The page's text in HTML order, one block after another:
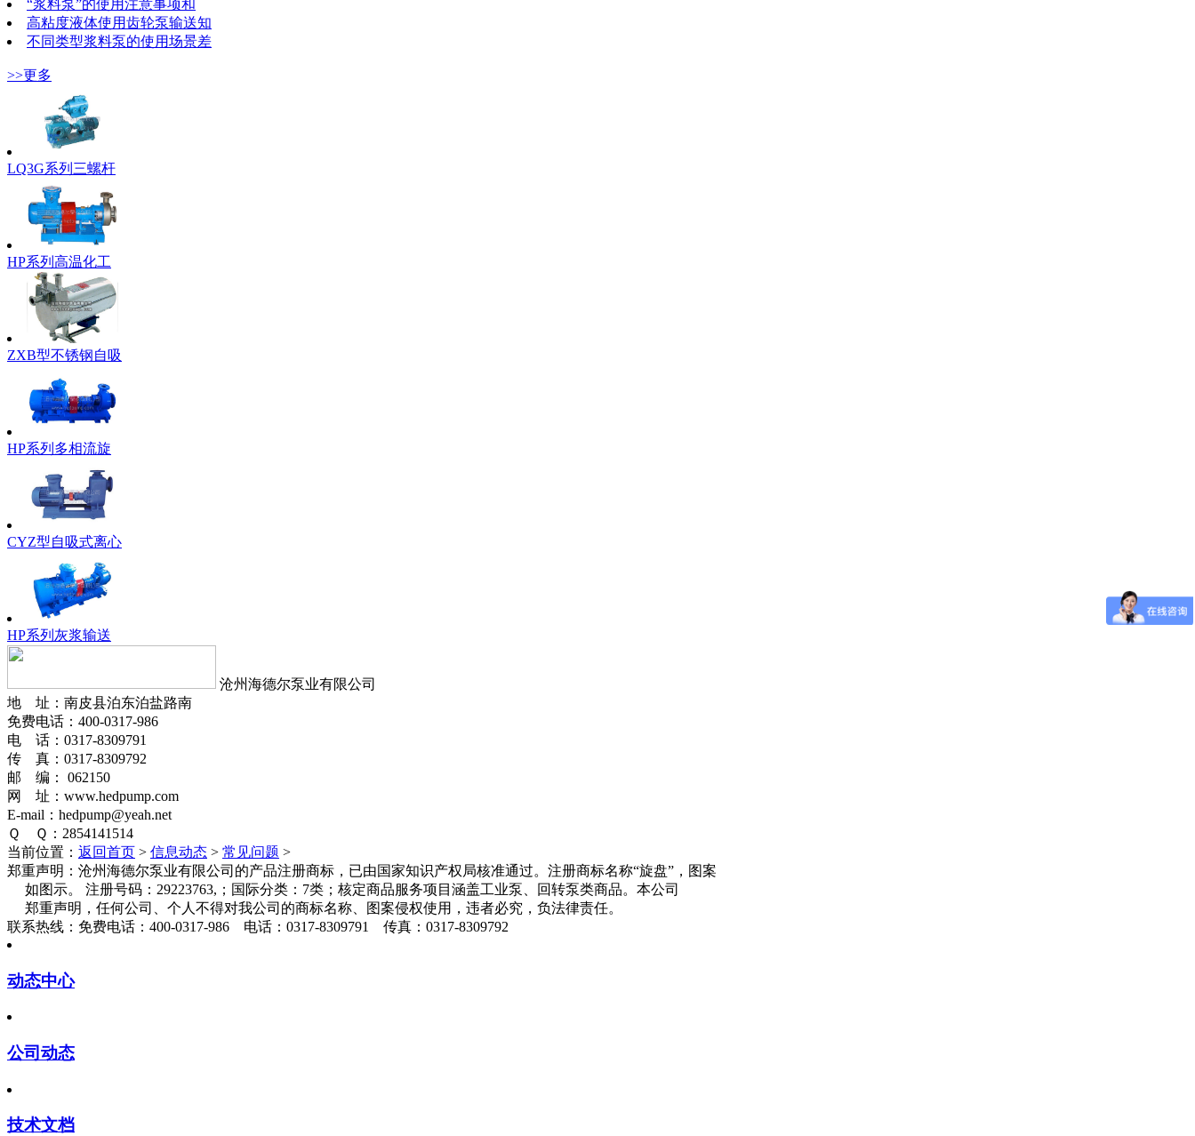
“浆料泵”的使用注意事项和
高粘度液体使用齿轮泵输送知
不同类型浆料泵的使用场景差
>>更多
LQ3G系列三螺杆
HP系列高温化工
ZXB型不锈钢自吸
HP系列多相流旋
CYZ型自吸式离心
HP系列灰浆输送
沧州海德尔泵业有限公司
地 址：南皮县泊东泊盐路南
免费电话：400-0317-986
电 话：0317-8309791
传 真：0317-8309792
邮 编： 062150
网 址：www.hedpump.com
E-mail：hedpump@yeah.net
Ｑ Ｑ：2854141514
当前位置： 返回首页 > 信息动态 > 常见问题 >
郑重声明： 沧州海德尔泵业有限公司的产品注册商标，已由国家知识产权局核准通过。注册商标名称“旋盘”，图案
如图示。 注册号码：29223763,；国际分类：7类；核定商品服务项目涵盖工业泵、回转泵类商品。本公司
郑重声明，任何公司、个人不得对我公司的商标名称、图案侵权使用，违者必究，负法律责任。
联系热线： 免费电话：400-0317-986 电话：0317-8309791 传真：0317-8309792
动态中心
公司动态
技术文档